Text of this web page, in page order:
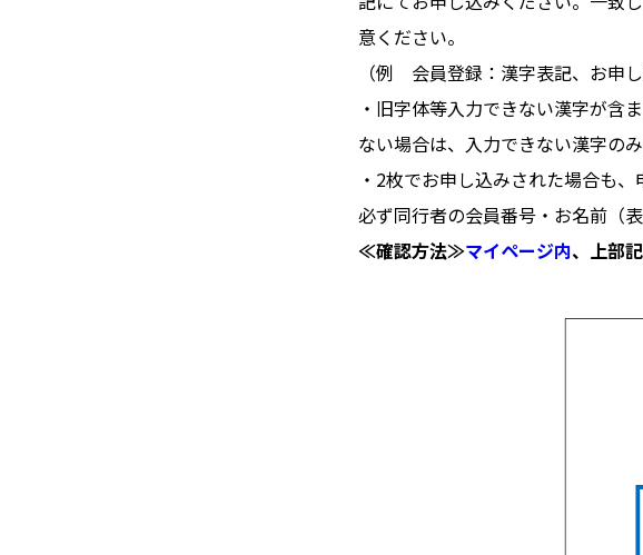
意ください。
（例 会員登録：漢字表記、お申
・旧字体等入力できない漢字が含
ない場合は、入力できない漢字の
・2枚でお申し込みされた場合も
必ず同行者の会員番号・お名前（
≪確認方法≫マイページ内、上部